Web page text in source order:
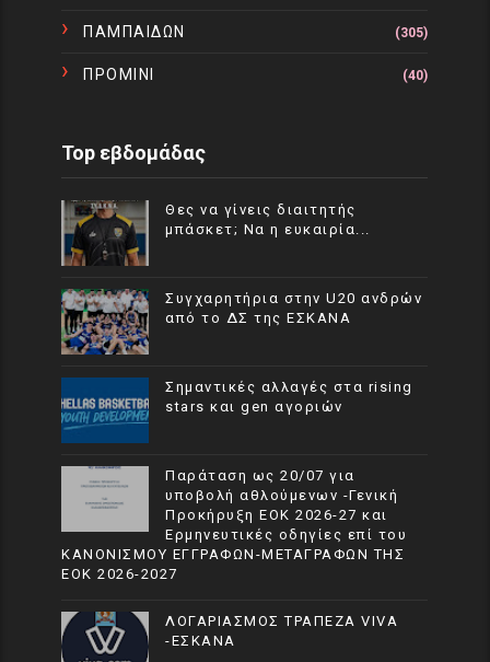
ΠΑΜΠΑΙΔΩΝ (305)
ΠΡΟΜΙΝΙ (40)
Top εβδομάδας
Θες να γίνεις διαιτητής
μπάσκετ; Να η ευκαιρία...
Συγχαρητήρια στην U20 ανδρών
από το ΔΣ της ΕΣΚΑΝΑ
Σημαντικές αλλαγές στα rising
stars και gen αγοριών
Παράταση ως 20/07 για
υποβολή αθλούμενων -Γενική
Προκήρυξη ΕΟΚ 2026-27 και
Ερμηνευτικές οδηγίες επί του
ΚΑΝΟΝΙΣΜΟΥ ΕΓΓΡΑΦΩΝ-ΜΕΤΑΓΡΑΦΩΝ ΤΗΣ
ΕΟΚ 2026-2027
ΛΟΓΑΡΙΑΣΜΟΣ ΤΡΑΠΕΖΑ VIVA
-ΕΣΚΑΝΑ